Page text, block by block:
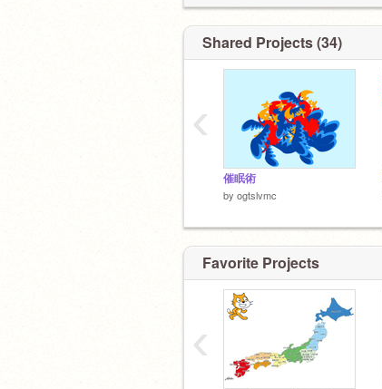
Shared Projects (34)
催眠術
by ogtslvmc
‹
Favorite Projects
‹